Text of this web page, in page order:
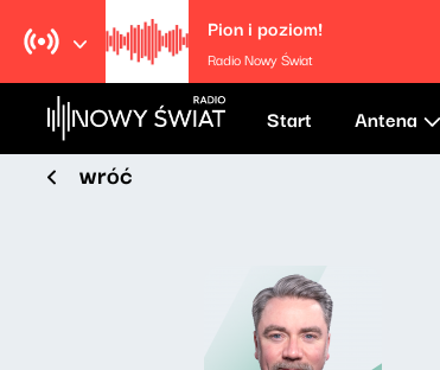
Pion i poziom!
Radio Nowy Świat
Start Antena
wróć